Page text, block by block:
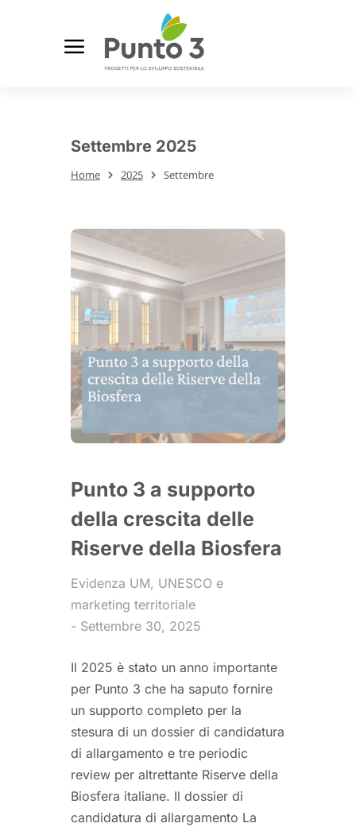
Settembre 2025
Tu sei qui:
Home 2025 Settembre
Punto 3 a supporto
della crescita delle
Riserve della Biosfera
Evidenza UM, UNESCO e
marketing territoriale
Settembre 30, 2025
Il 2025 è stato un anno importante
per Punto 3 che ha saputo fornire
un supporto completo per la
stesura di un dossier di candidatura
di allargamento e tre periodic
review per altrettante Riserve della
Biosfera italiane. Il dossier di
candidatura di allargamento La